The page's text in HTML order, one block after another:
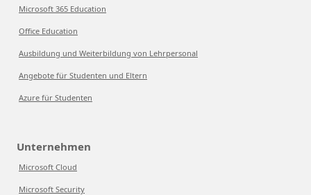
Microsoft 365 Education
Office Education
Ausbildung und Weiterbildung von Lehrpersonal
Angebote für Studenten und Eltern
Azure für Studenten
Unternehmen
Microsoft Cloud
Microsoft Security